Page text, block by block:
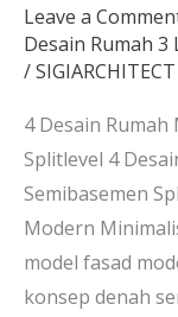
Leave a
Desain Rumah 3
/SIGIARCHITECT
4 Desain
Splitlevel 4
Semibasemen
Modern
model fasad
konsep denah